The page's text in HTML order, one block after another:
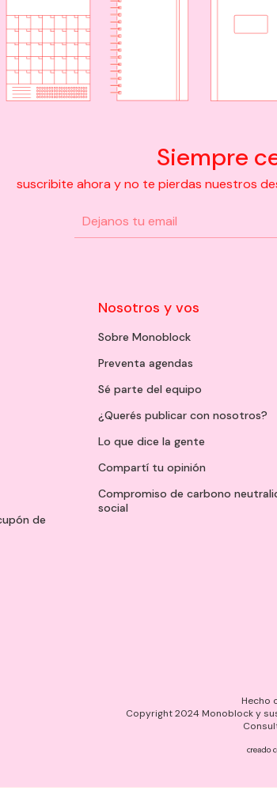
Siempre
suscribite ahora y no te pierdas nuestros
de
Nosotros y vos
Sobre Monoblock
Preventa agendas
Sé parte del equipo
¿Querés publicar con nosotros?
Lo que dice la gente
Compartí tu opinión
Compromiso de carbono
social
Hecho
Copyright 2024 Monoblock y